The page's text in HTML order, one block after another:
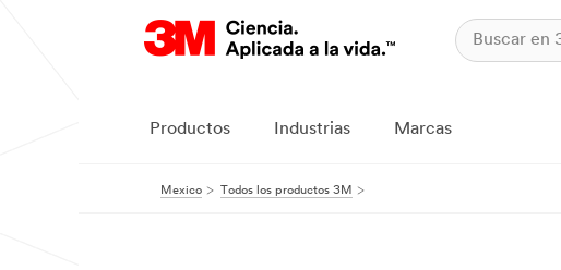
Productos Industrias Marcas
Mexico Todos los productos 3M